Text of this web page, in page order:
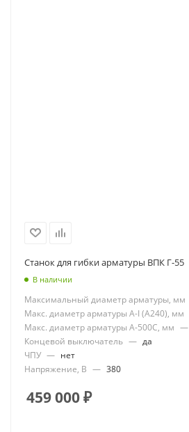
Станок для гибки арматуры ВПК Г-55
В наличии
Максимальный диаметр арматуры, мм
Макс. диаметр арматуры А-I (А240), мм
Макс. диаметр арматуры А-500С, мм —
Концевой выключатель — да
ЧПУ — нет
Напряжение, В — 380
459 000₽